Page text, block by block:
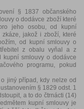
§ 1837 občanského
o dodávce zboží které
jeho osobu, od kupní
jakož i zboží, které
od kupní smlouvy o
z obalu vyňal a z
smlouvy o dodávce
programu, pokud
jiný případ, kdy nelze od
§ 1829 odst. 1
a to do čtrnácti (14)
kupní smlouvy je